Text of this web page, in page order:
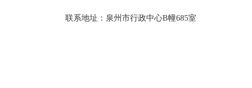
联系地址：泉州市行政中心B幢685室